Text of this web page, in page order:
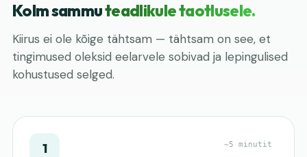
Kolm sammuteadlikule taotlusele.
Kiirus ei ole kõige tähtsam — tähtsam on see, et
tingimused oleksid eelarvele sobivad ja lepingulised
kohustused selged.
~5 minutit
1